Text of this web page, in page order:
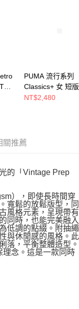
PUMA 流行系列
Classics+ 女 短
連帽T恤
NT$2,480
關推薦
的「Vintage Prep
），即使長時間穿
寬鬆的放鬆版型，同
風格元素，呈現帶有
同時，也能完美融入
低調的點綴。附抽繩
與休閒感的風格。此
落，平衡整體造型。
理念。這是一款同時